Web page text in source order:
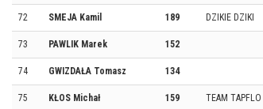
72 SMEJA Kamil 189 DZIKIE DZIKI
73 PAWLIK Marek 152
74 GWIZDAŁA Tomasz 134
75 KŁOS Michał 159 TEAM TAPFLO